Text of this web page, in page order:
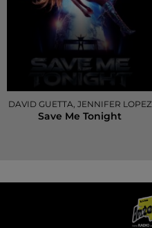
DAVID GUETTA, JENNIFER LOPEZ
Save Me Tonight